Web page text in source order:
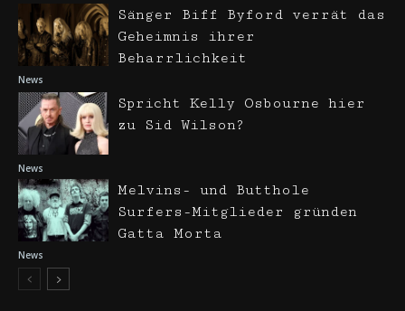
News
Sänger Biff Byford verrät das
Geheimnis ihrer
Beharrlichkeit
News
Spricht Kelly Osbourne hier
zu Sid Wilson?
News
Melvins- und Butthole
Surfers-Mitglieder gründen
Gatta Morta